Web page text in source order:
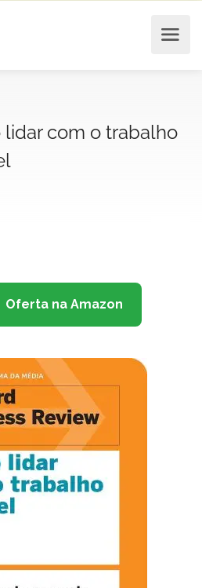
lidar com o trabalho
Oferta na Amazon